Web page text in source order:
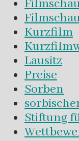
Kurzfilm
Lausitz
Preise
Sorben
Stiftung